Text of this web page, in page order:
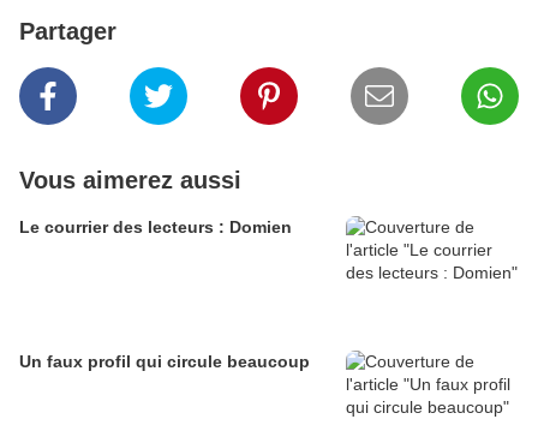
Partager
Vous aimerez aussi
Le courrier des lecteurs : Domien
Un faux profil qui circule beaucoup